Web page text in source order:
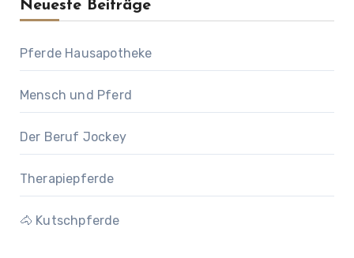
Neueste Beiträge
Pferde Hausapotheke
Mensch und Pferd
Der Beruf Jockey
Therapiepferde
🐴 Kutschpferde